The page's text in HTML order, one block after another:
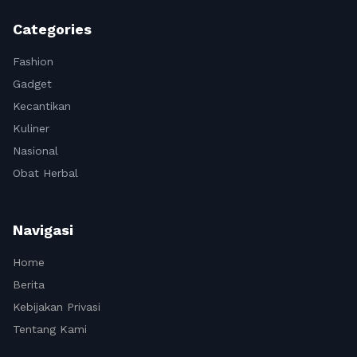
Categories
Fashion
Gadget
Kecantikan
Kuliner
Nasional
Obat Herbal
Navigasi
Home
Berita
Kebijakan Privasi
Tentang Kami